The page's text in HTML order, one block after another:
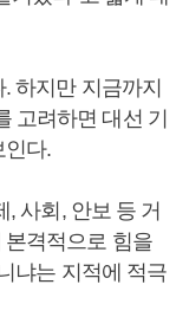
하지만 지금까지
고려하면 대선 기
인다.
사회, 안보 등 거
격적으로 힘을
냐는 지적에 적극